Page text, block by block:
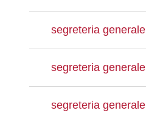
segreteria generale
segreteria generale
segreteria generale